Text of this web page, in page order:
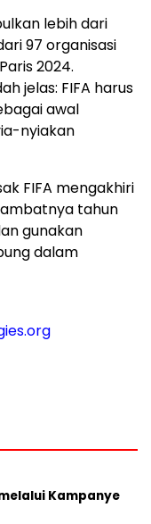
lebih dari
97 organisasi
2024.
jelas: FIFA harus
awal
nyiakan
FIFA mengakhiri
tahun
gunakan
dalam
Kampanye